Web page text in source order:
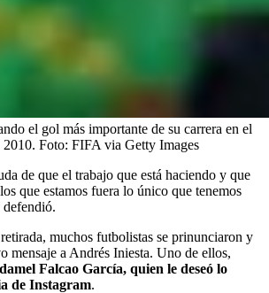
el gol más importante de su carrera en el
Foto: FIFA via Getty Images
de que el trabajo que está haciendo y que
que estamos fuera lo único que tenemos
defendió.
muchos futbolistas se prinunciaron y
mensaje a Andrés Iniesta. Uno de ellos,
Falcao García, quien le deseó lo
de Instagram.